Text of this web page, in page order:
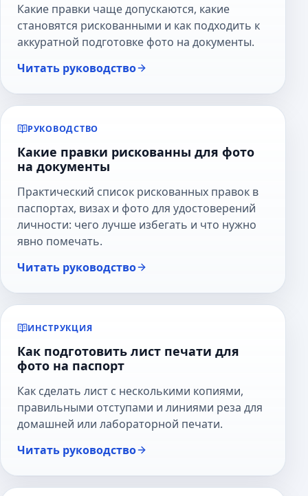
Какие правки чаще допускаются, какие
становятся рискованными и как подходить к
аккуратной подготовке фото на документы.
Читать руководство
РУКОВОДСТВО
Какие правки рискованны для фото
на документы
Практический список рискованных правок в
паспортах, визах и фото для удостоверений
личности: чего лучше избегать и что нужно
явно помечать.
Читать руководство
ИНСТРУКЦИЯ
Как подготовить лист печати для
фото на паспорт
Как сделать лист с несколькими копиями,
правильными отступами и линиями реза для
домашней или лабораторной печати.
Читать руководство